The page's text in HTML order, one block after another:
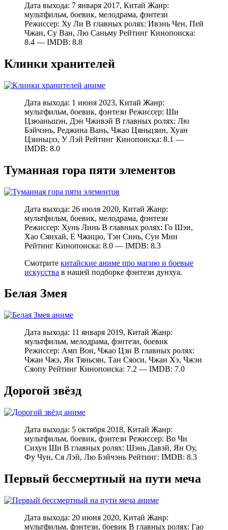
Дата выхода: 7 января 2017, Китай Жанр:
мультфильм, боевик, мелодрама, фэнтези
Режиссер: Ху Ли В главных ролях: Ивэнь Чен, Пей
Чжан, Су Ван, Лю Саньму Рейтинг Кинопоиска:
8.4 — IMDB: 8.8
Клинки хранителей
Дата выхода: 1 июня 2023, Китай Жанр:
мультфильм, боевик, фэнтези Режиссер: Ши
Цзюаньшэн, Дэн Чживэй В главных ролях: Лю
Бэйчэнь, Реджина Вань, Чжао Цяньцзин, Хуан
Цзиньцзэ, У Лэй Рейтинг Кинопоиска: 8.1 —
IMDB: 8.0
Туманная гора пяти элементов
Дата выхода: 26 июля 2020, Китай Жанр:
мультфильм, боевик, мелодрама, фэнтези
Режиссер: Хунь Линь В главных ролях: Го Шэн,
Хао Сянхай, Е Чжицю, Тэн Синь, Сун Мин
Рейтинг Кинопоиска: 8.0 — IMDB: 8.3
Смотрите китайские аниме про магию и боевые
искусства в нашей подборке фэнтези дунхуа.
Белая Змея
Дата выхода: 11 января 2019, Китай Жанр:
мультфильм, мелодрама, фэнтези, боевик
Режиссер: Амп Вон, Чжао Цзи В главных ролях:
Чжан Чжэ, Ян Тяньсян, Тан Сяоси, Чжан Хэ, Чжэн
Сяопу Рейтинг Кинопоиска: 7.2 — IMDB: 7.0
Дорогой звёзд
Дата выхода: 5 октября 2018, Китай Жанр:
мультфильм, боевик, фэнтези Режиссер: Во Чи
Сихун Ши В главных ролях: Шэнь Давэй, Ян Оу,
Фу Чун, Ся Лэй, Лю Бэйчэнь Рейтинг: IMDB: 8.3
Первый бессмертный на пути меча
Дата выхода: 20 июня 2020, Китай Жанр:
мультфильм, фэнтези, боевик В главных ролях: Гао